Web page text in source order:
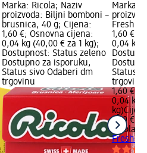
Marka: Ricola; Naziv
proizvoda: Biljni bomboni –
brusnica, 40 g; Cijena:
1,60 €; Osnovna cijena:
0,04 kg (40,00 € za 1 kg);
Dostupnost: Status zeleno
Dostupno za isporuku,
Status sivo Odaberi dm
trgovinu
Marka:
Fresh
1,60 €;
0,04 kg
Status
trgovinu
1,60 €
0,04 kg
kg)
1,60 €
Ricola
Fresh